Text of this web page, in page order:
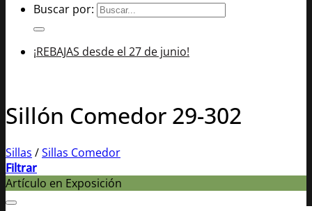
Buscar por:
¡REBAJAS desde el 27 de junio!
Sillón Comedor 29-302
Sillas /Sillas Comedor
Filtrar
Artículo en Exposición